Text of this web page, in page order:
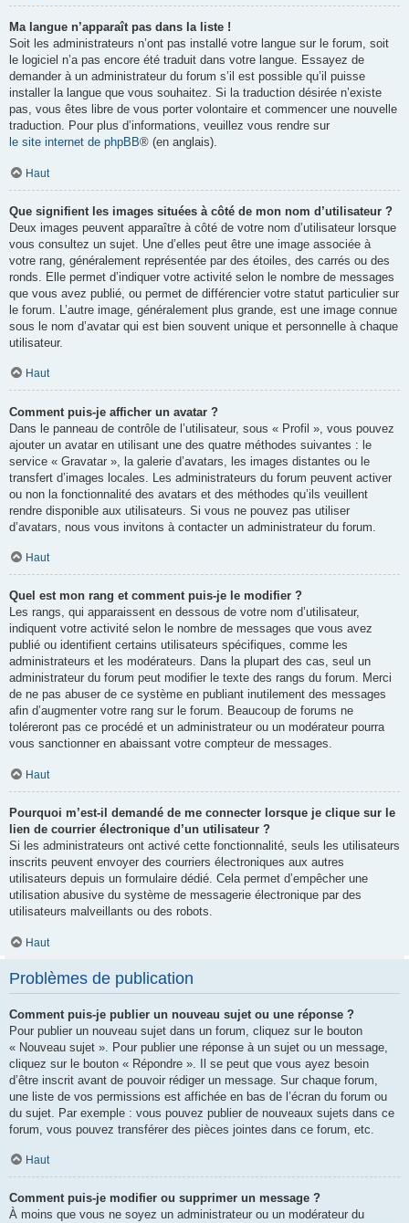
Ma langue n’apparaît pas dans la liste !
Soit les administrateurs n’ont pas installé votre langue sur le forum, soit
le logiciel n’a pas encore été traduit dans votre langue. Essayez de
demander à un administrateur du forum s’il est possible qu’il puisse
installer la langue que vous souhaitez. Si la traduction désirée n’existe
pas, vous êtes libre de vous porter volontaire et commencer une nouvelle
traduction. Pour plus d’informations, veuillez vous rendre sur
le site internet de phpBB® (en anglais).
Haut
Que signifient les images situées à côté de mon nom d’utilisateur ?
Deux images peuvent apparaître à côté de votre nom d’utilisateur lorsque
vous consultez un sujet. Une d’elles peut être une image associée à
votre rang, généralement représentée par des étoiles, des carrés ou des
ronds. Elle permet d’indiquer votre activité selon le nombre de messages
que vous avez publié, ou permet de différencier votre statut particulier sur
le forum. L’autre image, généralement plus grande, est une image connue
sous le nom d’avatar qui est bien souvent unique et personnelle à chaque
utilisateur.
Haut
Comment puis-je afficher un avatar ?
Dans le panneau de contrôle de l’utilisateur, sous « Profil », vous pouvez
ajouter un avatar en utilisant une des quatre méthodes suivantes : le
service « Gravatar », la galerie d’avatars, les images distantes ou le
transfert d’images locales. Les administrateurs du forum peuvent activer
ou non la fonctionnalité des avatars et des méthodes qu’ils veuillent
rendre disponible aux utilisateurs. Si vous ne pouvez pas utiliser
d’avatars, nous vous invitons à contacter un administrateur du forum.
Haut
Quel est mon rang et comment puis-je le modifier ?
Les rangs, qui apparaissent en dessous de votre nom d’utilisateur,
indiquent votre activité selon le nombre de messages que vous avez
publié ou identifient certains utilisateurs spécifiques, comme les
administrateurs et les modérateurs. Dans la plupart des cas, seul un
administrateur du forum peut modifier le texte des rangs du forum. Merci
de ne pas abuser de ce système en publiant inutilement des messages
afin d’augmenter votre rang sur le forum. Beaucoup de forums ne
toléreront pas ce procédé et un administrateur ou un modérateur pourra
vous sanctionner en abaissant votre compteur de messages.
Haut
Pourquoi m’est-il demandé de me connecter lorsque je clique sur le
lien de courrier électronique d’un utilisateur ?
Si les administrateurs ont activé cette fonctionnalité, seuls les utilisateurs
inscrits peuvent envoyer des courriers électroniques aux autres
utilisateurs depuis un formulaire dédié. Cela permet d’empêcher une
utilisation abusive du système de messagerie électronique par des
utilisateurs malveillants ou des robots.
Haut
Problèmes de publication
Comment puis-je publier un nouveau sujet ou une réponse ?
Pour publier un nouveau sujet dans un forum, cliquez sur le bouton
« Nouveau sujet ». Pour publier une réponse à un sujet ou un message,
cliquez sur le bouton « Répondre ». Il se peut que vous ayez besoin
d’être inscrit avant de pouvoir rédiger un message. Sur chaque forum,
une liste de vos permissions est affichée en bas de l’écran du forum ou
du sujet. Par exemple : vous pouvez publier de nouveaux sujets dans ce
forum, vous pouvez transférer des pièces jointes dans ce forum, etc.
Haut
Comment puis-je modifier ou supprimer un message ?
À moins que vous ne soyez un administrateur ou un modérateur du